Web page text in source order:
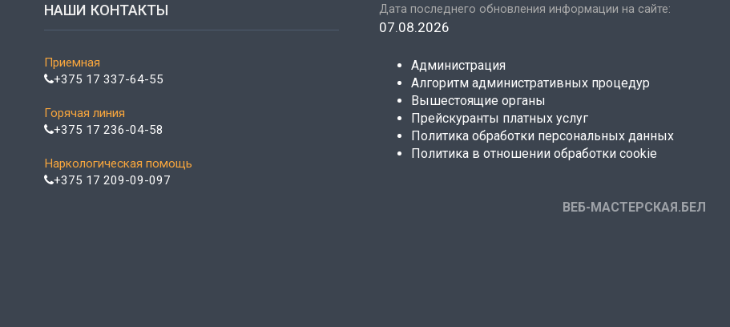
НАШИ КОНТАКТЫ
Приемная
+375 17 337-64-55
Горячая линия
+375 17 236-04-58
Наркологическая помощь
+375 17 209-09-097
Дата последнего обновления информации на сайте:
07.08.2026
Администрация
Алгоритм административных процедур
Вышестоящие органы
Прейскуранты платных услуг
Политика обработки персональных данных
Политика в отношении обработки cookie
ВЕБ-МАСТЕРСКАЯ.БЕЛ